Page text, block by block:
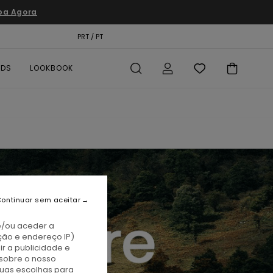
Agora
PRT / PT
LOOKBOOK
ou aceder a
e endereço IP)
a publicidade e
o nosso
escolhas para
sem aceitar